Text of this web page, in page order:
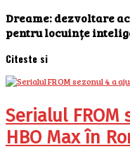
Dreame: dezvoltare
pentru locuințe
Citeste si
Serialul FROM
HBO Max în